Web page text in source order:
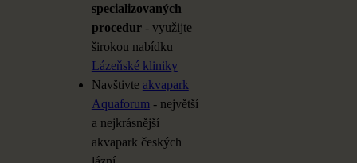
specializovaných
procedur- využijte
širokou nabídku
Lázeňské kliniky
Navštivte akvapark
Aquaforum - největší
a nejkrásnější
akvapark českých